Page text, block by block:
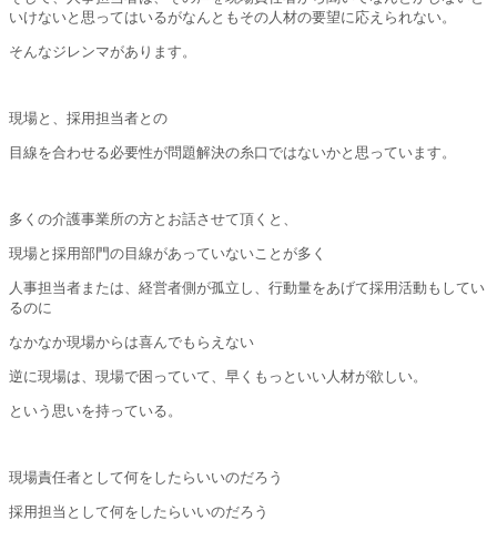
いけないと思ってはいるがなんともその人材の要望に応えられない。
そんなジレンマがあります。
現場と、採用担当者との
目線を合わせる必要性が問題解決の糸口ではないかと思っています。
多くの介護事業所の方とお話させて頂くと、
現場と採用部門の目線があっていないことが多く
人事担当者または、経営者側が孤立し、行動量をあげて採用活動もしてい
るのに
なかなか現場からは喜んでもらえない
逆に現場は、現場で困っていて、早くもっといい人材が欲しい。
という思いを持っている。
現場責任者として何をしたらいいのだろう
採用担当として何をしたらいいのだろう